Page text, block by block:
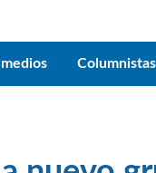
Columnistas